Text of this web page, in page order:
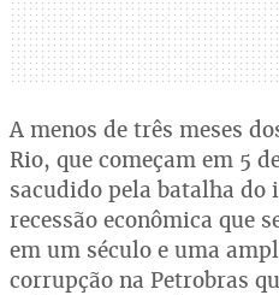
A menos de três meses
Rio, que começam em 5
sacudido pela batalha do
recessão econômica que
em um século e uma
corrupção na Petrobras